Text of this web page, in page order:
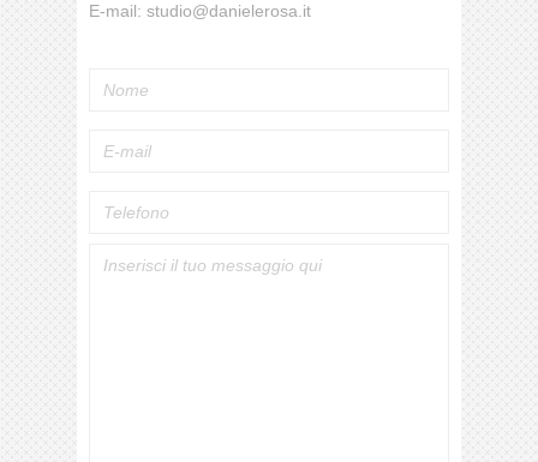
E-mail: studio@danielerosa.it